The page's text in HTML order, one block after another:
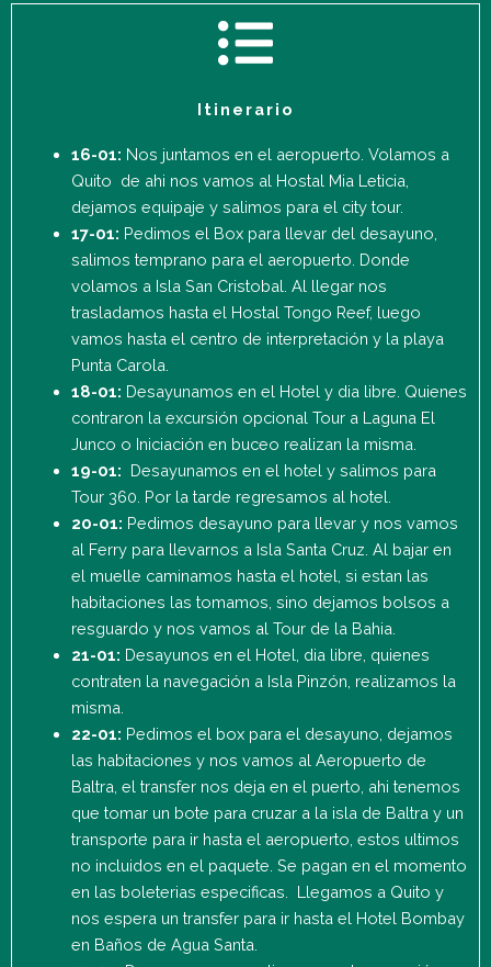
Itinerario
16-01: Nos juntamos en el aeropuerto. Volamos a
Quito de ahi nos vamos al Hostal Mia Leticia,
dejamos equipaje y salimos para el city tour.
17-01: Pedimos el Box para llevar del desayuno,
salimos temprano para el aeropuerto. Donde
volamos a Isla San Cristobal. Al llegar nos
trasladamos hasta el Hostal Tongo Reef, luego
vamos hasta el centro de interpretación y la playa
Punta Carola.
18-01: Desayunamos en el Hotel y dia libre. Quienes
contraron la excursión opcional Tour a Laguna El
Junco o Iniciación en buceo realizan la misma.
19-01: Desayunamos en el hotel y salimos para
Tour 360. Por la tarde regresamos al hotel.
20-01: Pedimos desayuno para llevar y nos vamos
al Ferry para llevarnos a Isla Santa Cruz. Al bajar en
el muelle caminamos hasta el hotel, si estan las
habitaciones las tomamos, sino dejamos bolsos a
resguardo y nos vamos al Tour de la Bahia.
21-01: Desayunos en el Hotel, dia libre, quienes
contraten la navegación a Isla Pinzón, realizamos la
misma.
22-01: Pedimos el box para el desayuno, dejamos
las habitaciones y nos vamos al Aeropuerto de
Baltra, el transfer nos deja en el puerto, ahi tenemos
que tomar un bote para cruzar a la isla de Baltra y un
transporte para ir hasta el aeropuerto, estos ultimos
no incluidos en el paquete. Se pagan en el momento
en las boleterias especificas. Llegamos a Quito y
nos espera un transfer para ir hasta el Hotel Bombay
en Baños de Agua Santa.